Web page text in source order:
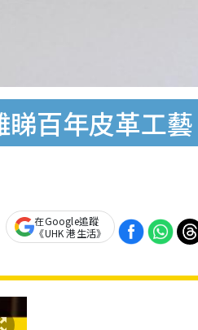
睇百年皮革工藝
在Google追蹤
《UHK 港生活》